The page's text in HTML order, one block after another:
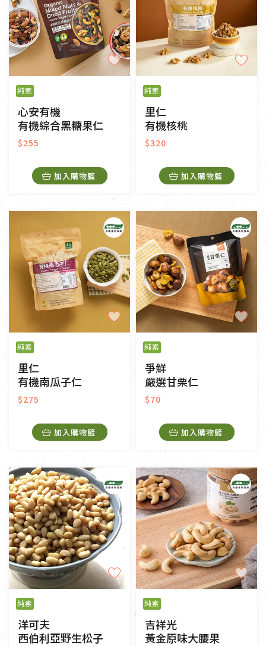
純素
心安有機
有機綜合黑糖果仁
$255
加入購物籃
純素
里仁
有機核桃
$320
加入購物籃
純素
里仁
有機南瓜子仁
$275
加入購物籃
純素
爭鮮
嚴選甘栗仁
$70
加入購物籃
純素
洋可夫
西伯利亞野生松子
純素
吉祥光
黃金原味大腰果